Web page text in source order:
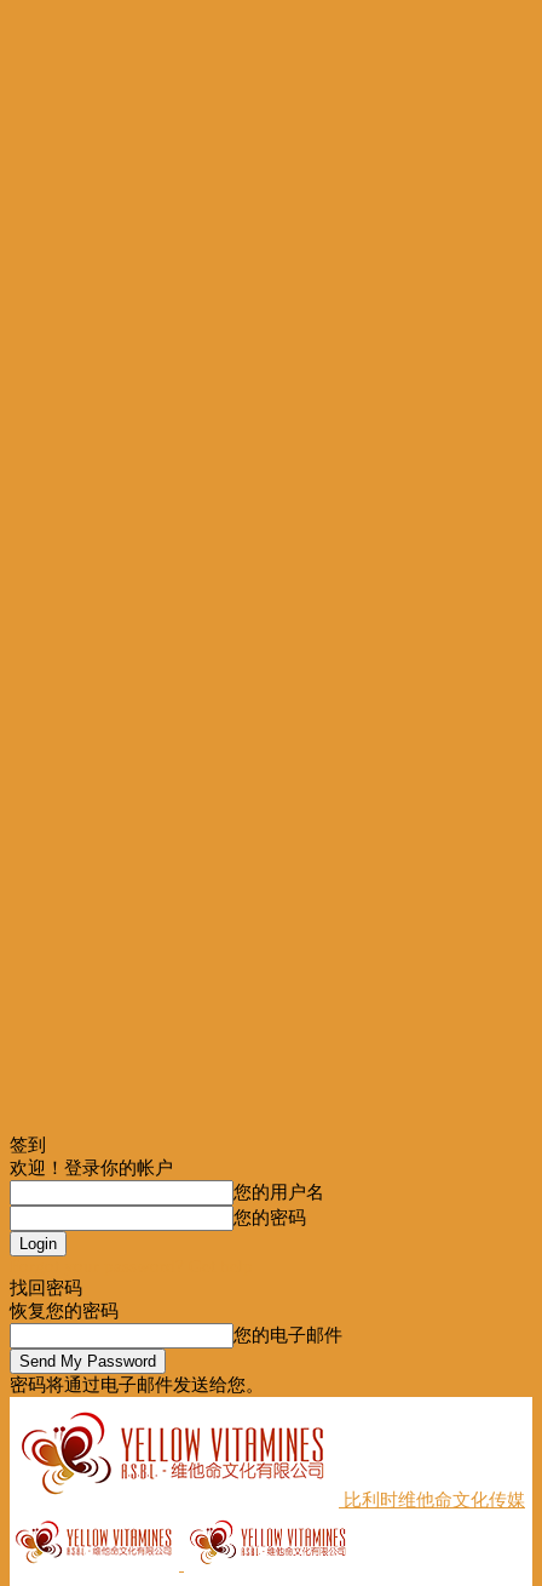
签到
欢迎！登录你的帐户
您的用户名
您的密码
找回密码
恢复您的密码
您的电子邮件
密码将通过电子邮件发送给您。
比利时维他命文化传媒